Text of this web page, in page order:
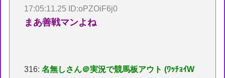
17:05:11.25 ID:oPZOiF6j0
まあ善戦マンよね
316:名無しさん＠実況で競馬板アウト (ﾜｯﾁｮｲW